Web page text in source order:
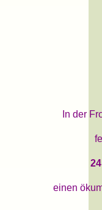
In der
einen